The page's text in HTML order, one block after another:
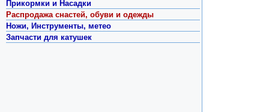
Прикормки и Насадки
Распродажа снастей, обуви и одежды
Ножи, Инструменты, метео
Запчасти для катушек